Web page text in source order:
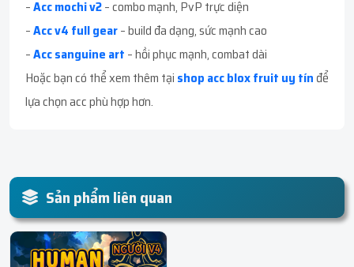
–Acc mochi v2– combo mạnh, PvP trực diện
–Acc v4 full gear– build đa dạng, sức mạnh cao
–Acc sanguine art – hồi phục mạnh, combat dài
Hoặc bạn có thể xem thêm tại shop acc blox fruit uy tín để
lựa chọn acc phù hợp hơn.
Sản phẩm liên quan